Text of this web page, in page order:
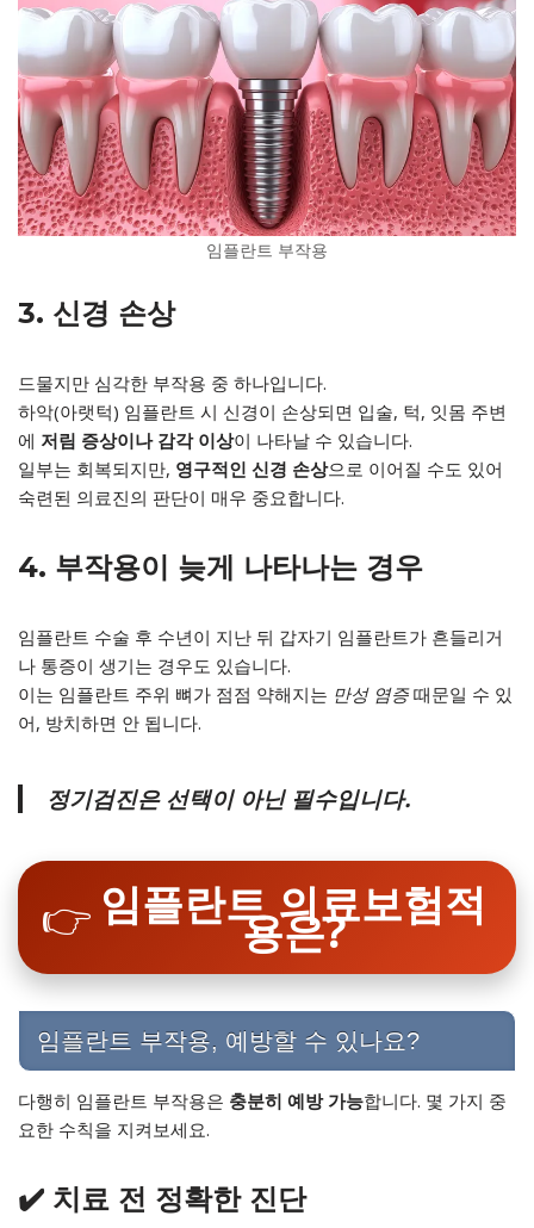
임플란트 부작용
3. 신경 손상
드물지만 심각한 부작용 중 하나입니다.
하악(아랫턱) 임플란트 시 신경이 손상되면 입술, 턱, 잇몸 주변
에 저림 증상이나 감각 이상이 나타날 수 있습니다.
일부는 회복되지만, 영구적인 신경 손상으로 이어질 수도 있어
숙련된 의료진의 판단이 매우 중요합니다.
4. 부작용이 늦게 나타나는 경우
임플란트 수술 후 수년이 지난 뒤 갑자기 임플란트가 흔들리거
나 통증이 생기는 경우도 있습니다.
이는 임플란트 주위 뼈가 점점 약해지는 만성 염증때문일 수 있
어, 방치하면 안 됩니다.
정기검진은 선택이 아닌 필수입니다.
👉 임플란트 의료보험적
용은?
임플란트 부작용, 예방할 수 있나요?
다행히 임플란트 부작용은 충분히 예방 가능합니다. 몇 가지 중
요한 수칙을 지켜보세요.
✔️ 치료 전 정확한 진단